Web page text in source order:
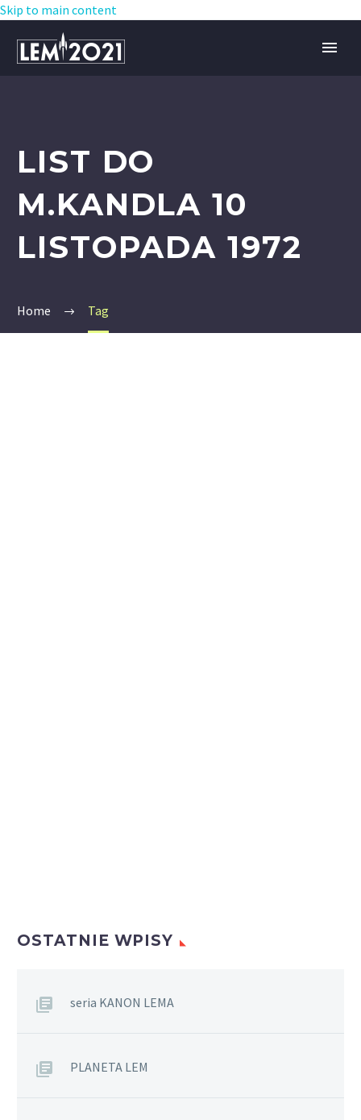
Skip to main content
LIST DO
M.KANDLA 10
LISTOPADA 1972
Home Tag
OSTATNIE WPISY
seria KANON LEMA
PLANETA LEM